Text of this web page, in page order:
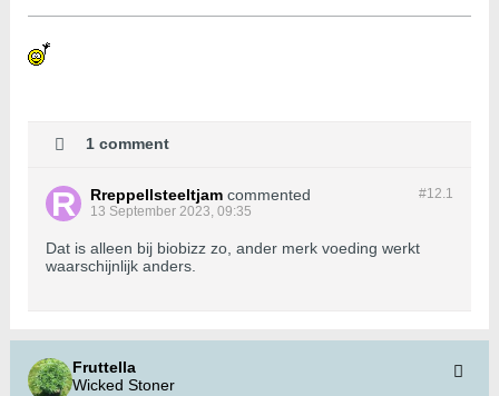
1 comment
#12.1
Rreppellsteeltjam commented
13 September 2023, 09:35
Dat is alleen bij biobizz zo, ander merk voeding werkt
waarschijnlijk anders.
Fruttella
Wicked Stoner